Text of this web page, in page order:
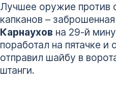
Лучшее оружие против
капканов –
Карнаухов на 29-й
поработал на пятачке и
отправил шайбу в
штанги.